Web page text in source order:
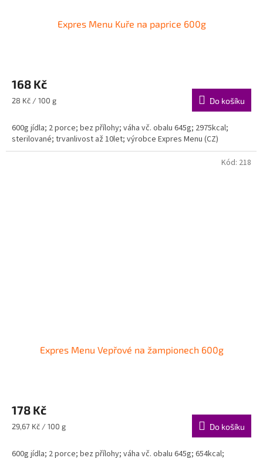
Expres Menu Kuře na paprice 600g
168 Kč
Měrná
28 Kč / 100 g Do košíku
600g jídla; 2 porce; bez přílohy; váha vč. obalu 645g; 2975kcal;
sterilované; trvanlivost až 10let; výrobce Expres Menu (CZ)
Expres Menu Vepřové na žampionech 600g
178 Kč
Měrná
29,67 Kč / 100 g Do košíku
600g jídla; 2 porce; bez přílohy; váha vč. obalu 645g; 654kcal;
Kód: 218